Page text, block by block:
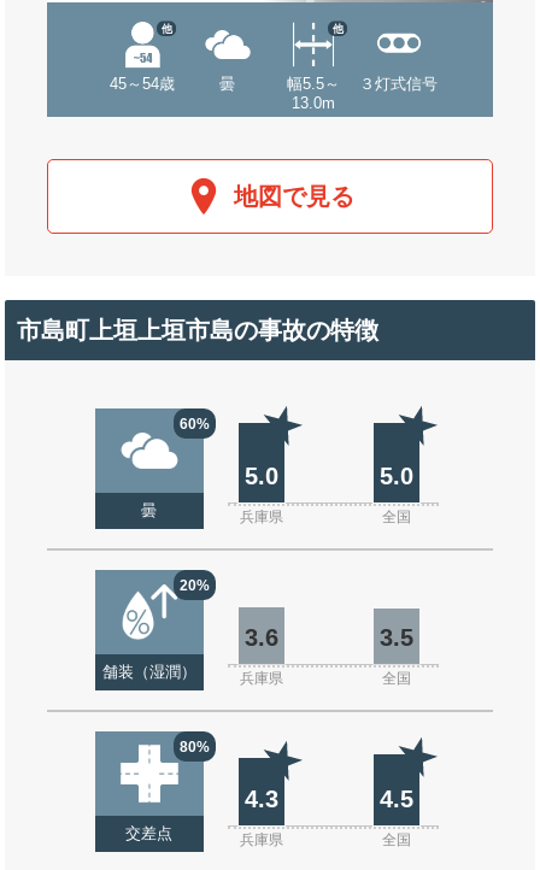
45～54歳
他
曇
幅5.5～
13.0m
他
３灯式信号
地図で見る
市島町上垣上垣市島の事故の特徴
60%
曇
5.0 5.0
兵庫県 全国
20%
舗装（湿潤）
3.6 3.5
兵庫県 全国
80%
交差点
4.3 4.5
兵庫県 全国